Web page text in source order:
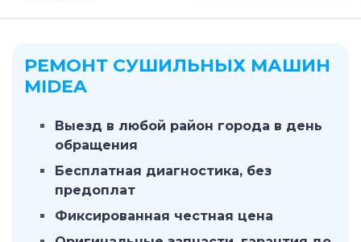
РЕМОНТ СУШИЛЬНЫХ МАШИН
MIDEA
Выезд в любой район города в день
обращения
Бесплатная диагностика, без
предоплат
Фиксированная честная цена